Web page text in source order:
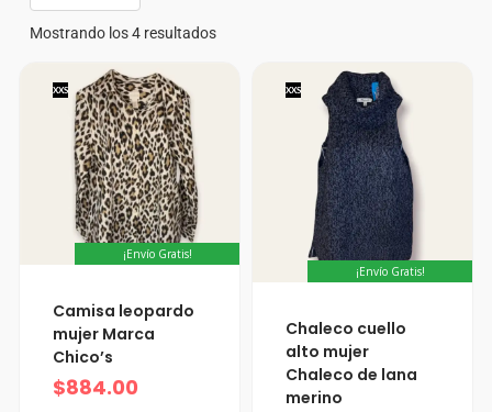
Mostrando los 4 resultados
XXS
¡Envío Gratis!
Camisa leopardo
mujer Marca
Chico’s
$884.00
XXS
¡Envío Gratis!
Chaleco cuello
alto mujer
Chaleco de lana
merino